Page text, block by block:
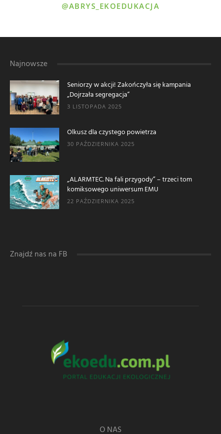
@ABRYS_EKOEDUKACJA
Najnowsze
Seniorzy w akcji! Zakończyła się kampania
„Dojrzała segregacja”
3 LISTOPADA 2025
Olkusz dla czystego powietrza
30 PAŹDZIERNIKA 2025
„ALARMTEC. Na fali przygody” – trzeci tom
komiksowego uniwersum EMU
22 PAŹDZIERNIKA 2025
Znajdź nas na FB
O NAS